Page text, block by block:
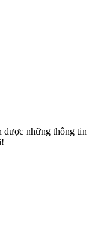
những thông tin